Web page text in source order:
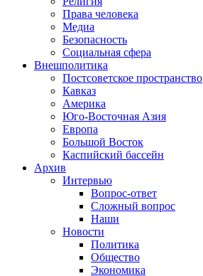
Права человека
Медиа
Безопасность
Социальная сфера
Внешполитика
Постсоветское пространство
Кавказ
Америка
Юго-Восточная Азия
Европа
Большой Восток
Каспийский бассейн
Архив
Интервью
Вопрос-ответ
Сложный вопрос
Наши
Новости
Политика
Общество
Экономика